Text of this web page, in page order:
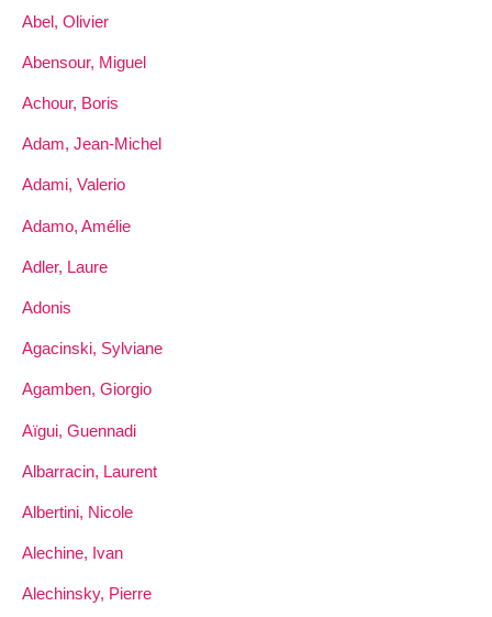
Abel, Olivier
Abensour, Miguel
Achour, Boris
Adam, Jean-Michel
Adami, Valerio
Adamo, Amélie
Adler, Laure
Adonis
Agacinski, Sylviane
Agamben, Giorgio
Aïgui, Guennadi
Albarracin, Laurent
Albertini, Nicole
Alechine, Ivan
Alechinsky, Pierre